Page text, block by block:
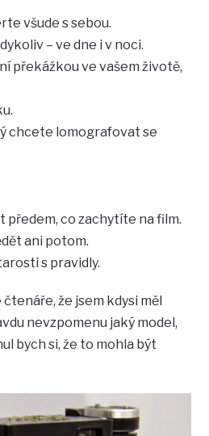
všude s sebou.
– ve dne i v noci.
překážkou ve vašem životě,
chcete lomografovat se
předem, co zachytíte na film.
ani potom.
s pravidly.
že jsem kdysi měl
nevzpomenu jaký model,
bych si, že to mohla být